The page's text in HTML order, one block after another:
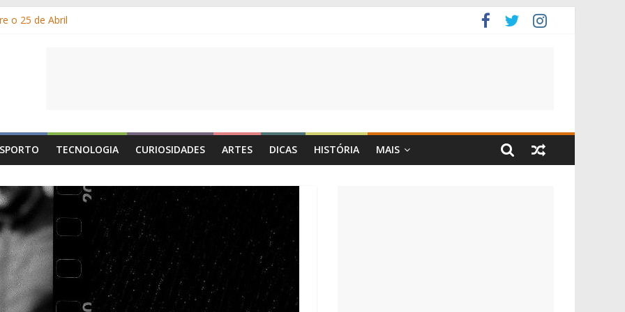
Maio é o Dia do Trabalhador?
o 25 de Abril
Portugal: a história, as origens, o que se festeja
TECNOLOGIA CURIOSIDADES ARTES DICAS HISTÓRIA MAIS